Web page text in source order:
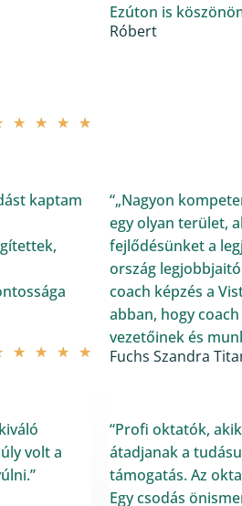
★ ★ ★ ★
Ezúton is
Róbert
★ ★ ★ ★
kaptam
“„Nagyon
egy olyan terület,
fejlődésünket a
ország
coach képzés a
abban, hogy
vezetőinek és
Fuchs Szandra
volt a
“Profi oktatók,
átadjanak a
támogatás. Az
Egy csodás